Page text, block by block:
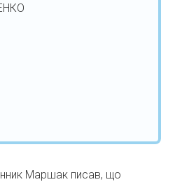
Маршак писав, що